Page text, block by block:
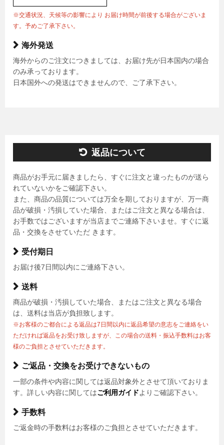
※交通状況、天候等の影響により お届け時間が前後する場合がございま
す。予めご了承下さい。
海外発送
海外からのご注文につきましては、お届け先が日本国内の場合
のみ承っております。
日本国外への発送はできませんので、ご了承下さい。
返品について
商品がお手元に届きましたら、すぐに注文と違ったものが送ら
れていないかをご確認下さい。
また、商品の品質については万全を期しておりますが、万一商
品が破損・汚損していた場合、またはご注文と異なる場合は、
お手数ではございますが当店までご連絡下さいませ。すぐに返
品・交換をさせていただ きます。
受付期日
お届け後7日間以内にご連絡下さい。
送料
商品が破損・汚損していた場合、またはご注文と異なる場合
は、送料は当店が負担致します。
※お客様のご都合による返品は7日間以内に返品希望の意志をご連絡をい
ただければ返品をお受け致しますが、この場合の送料・振込手数料はお客
様のご負担とさせていただきます。
ご返品・交換をお受けできないもの
一部の条件や内容に関しては返品対象外とさせて頂いておりま
す。詳しい内容に関してはご利用ガイドよりご確認下さい。
手数料
ご返金時の手数料はお客様のご負担とさせていただきます。